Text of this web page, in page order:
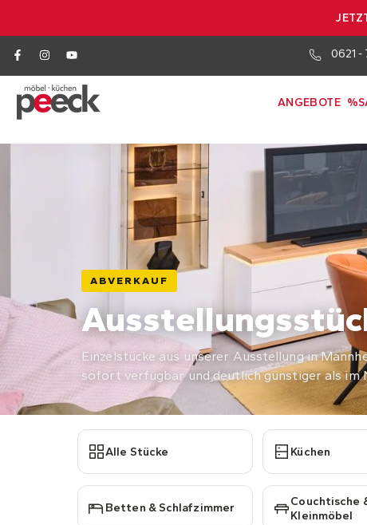
0621 -
ANGEBOTE
ABVERKAUF
Einzelstücke aus unserer Ausstellung in
sofort verfügbar und deutlich günstiger als im
Alle Stücke Küchen
Betten & Schlafzimmer
Couchtische
Kleinmöbel